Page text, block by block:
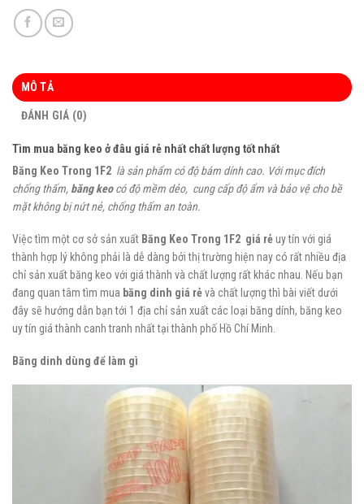
MÔ TẢ
ĐÁNH GIÁ (0)
Tìm mua băng keo ở đâu giá rẻ nhất chất lượng tốt nhất
Băng Keo Trong 1F2 là sản phẩm có độ bám dínhcao. Với mục đích
chống thấm, băng keocó độ mềm dẻo, cung cấp độ ẩm và bảo vệ cho bề
mặt không bị nứt nẻ, chống thấm an toàn.
Việc tìm một cơ sở sản xuất Băng Keo Trong 1F2 giá rẻuy tín với giá
thành hợp lý không phải là dễ dàng bởi thị trường hiện nay có rất nhiều địa
chỉ sản xuất băng keo với giá thành và chất lượng rất khác nhau. Nếu bạn
đang quan tâm tìm mua băng dinh giá rẻvà chất lượng thì bài viết dưới
đây sẽ hướng dẫn bạn tới 1 địa chỉ sản xuất các loại băng dính, băng keo
uy tín giá thành canh tranh nhất tại thành phố Hồ Chí Minh.
Băng dinh dùng để làm gì